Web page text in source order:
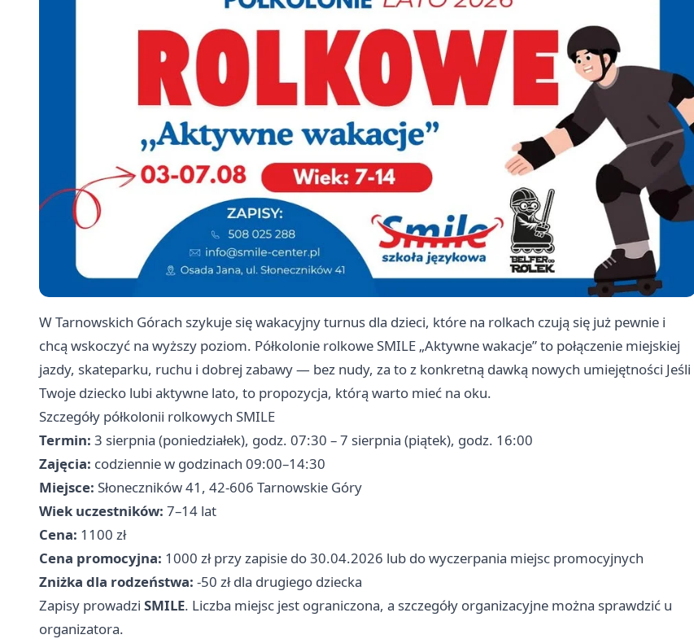
W Tarnowskich Górach szykuje się wakacyjny turnus dla dzieci, które na rolkach czują się już pewnie i
chcą wskoczyć na wyższy poziom. Półkolonie rolkowe SMILE „Aktywne wakacje” to połączenie miejskiej
jazdy, skateparku, ruchu i dobrej zabawy — bez nudy, za to z konkretną dawką nowych umiejętności Jeśli
Twoje dziecko lubi aktywne lato, to propozycja, którą warto mieć na oku.
Szczegóły półkolonii rolkowych SMILE
Termin: 3 sierpnia (poniedziałek), godz. 07:30 – 7 sierpnia (piątek), godz. 16:00
Zajęcia: codziennie w godzinach 09:00–14:30
Miejsce: Słoneczników 41, 42-606 Tarnowskie Góry
Wiek uczestników: 7–14 lat
Cena: 1100 zł
Cena promocyjna: 1000 zł przy zapisie do 30.04.2026 lub do wyczerpania miejsc promocyjnych
Zniżka dla rodzeństwa: -50 zł dla drugiego dziecka
Zapisy prowadzi SMILE. Liczba miejsc jest ograniczona, a szczegóły organizacyjne można sprawdzić u
organizatora.